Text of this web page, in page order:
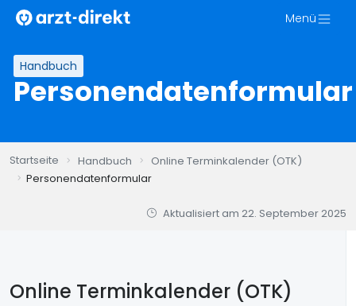
Zum
Inhalt
Menü
Handbuch
Personendatenformular
Startseite Handbuch
Online Terminkalender (OTK)
Personendatenformular
Aktualisiert am 22. September 2025
Online Terminkalender (OTK)